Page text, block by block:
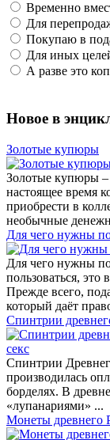
Временно
Для
Покупаю в
Для иных
А разве это
Новое в
Золотые купюры
Золотые купюры –
настоящее время
приобрести в
необычные
​Для чего нужны
Для чего нужны
пользоваться,
Прежде всего,
который даёт
Спинтрии
Спинтрии
производилась
борделях. В
«лупанариями» ...
Монеты древнего